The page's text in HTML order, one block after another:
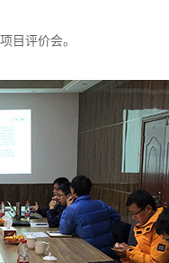
目评价会。